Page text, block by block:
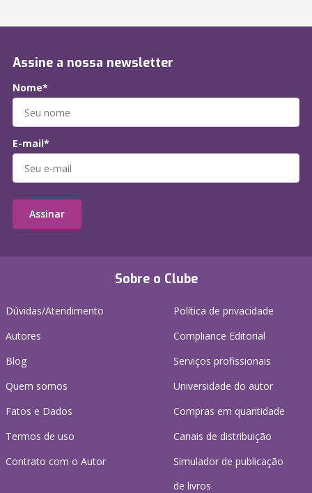
Sobre o Clube
Dúvidas/Atendimento
Autores
Blog
Quem somos
Fatos e Dados
Termos de uso
Contrato com o Autor
Política de privacidade
Compliance Editorial
Serviços profissionais
Universidade do autor
Compras em quantidade
Canais de distribuição
Simulador de publicação
de livros
Assine a nossa newsletter
Nome*
E-mail*
Assinar